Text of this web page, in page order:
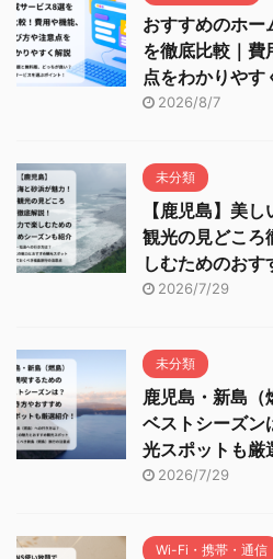
おすすめのホー
を徹底比較｜費
点をわかりやす
2026/8/7
未分類
【鹿児島】美
観光の見どころ
しむためのお
2026/7/29
未分類
鹿児島・新島
ベストシーズン
光スポットも厳
2026/7/29
Wi-Fi・携帯・通信